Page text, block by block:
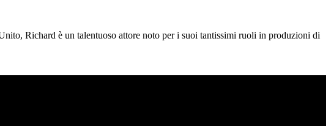
Richard è un talentuoso attore noto per i suoi tantissimi ruoli in produzioni di